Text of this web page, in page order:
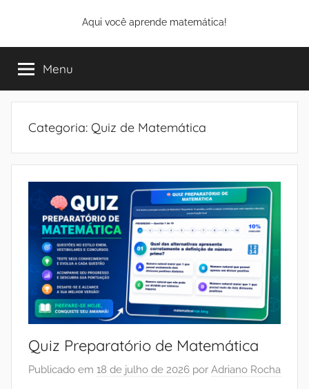
o
conteúdo
Aqui você aprende matemática!
Menu
Categoria: Quiz de Matemática
Quiz Preparatório de Matemática
Publicado em 18 de julho de 2026 por Adriano Rocha